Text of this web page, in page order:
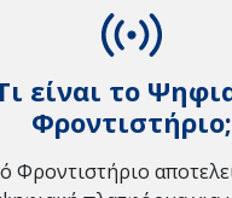
είναι το
Φροντιστήριο;
Φροντιστήριο